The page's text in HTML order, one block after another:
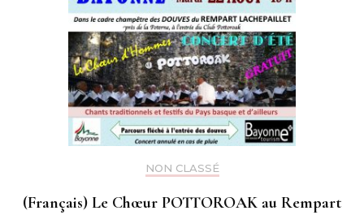
NON CLASSÉ
(Français) Le Chœur POTTOROAK au Rempart